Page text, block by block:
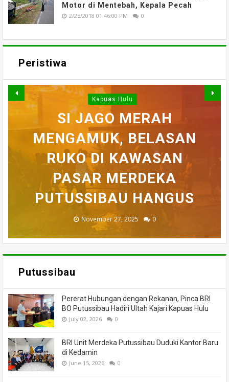
Motor di Mentebah, Kepala Pecah
2/25/2018 01:46:00 PM 0
Peristiwa
WARGA DESA SEI AJUNG
YANG DILAPORKAN
HILANG SAAT
MEMANCING DITEMUKAN
MENINGGAL DUNIA
July 05, 2026 0
Kapuas Hulu
SI JAGO MERAH
MENGAMUK, BELASAN
RUKO DI KAWASAN
PASAR MERDEKA
PUTUSSIBAU HANGUS
November 27, 2025 0
PEDULI KORBAN
KEBAKARAN, KORAMIL
BADAU BERI BANTUAN
March 26, 2025 0
BELASAN TOKO PAKAIAN
DI PUTUSSIBAU LUDES
DILALAP API
March 13, 2025 0
SEMPAT SEKARAT, H
AKHIRNYA TEWAS
SETELAH 'DIHAKIMI'
MASSA
February 18, 2025 0
Putussibau
Pererat Hubungan dengan Rekanan, Pinca BRI
BO Putussibau Hadiri Ultah Kajari Kapuas Hulu
July 02, 2026 0
BRI Unit Merdeka Putussibau Duduki Kantor Baru
di Kedamin
June 15, 2026 0